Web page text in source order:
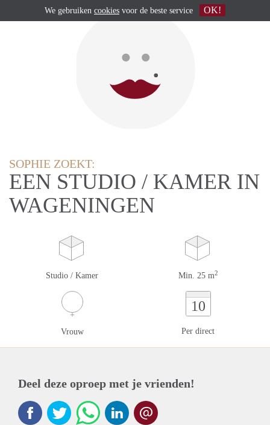
SOPHIE ZOEKT:
EEN STUDIO / KAMER IN
WAGENINGEN
Studio / Kamer Min. 25 m2
Vrouw
10
Per direct
Deel deze oproep met je vrienden!
We gebruiken cookies voor de beste service OK!